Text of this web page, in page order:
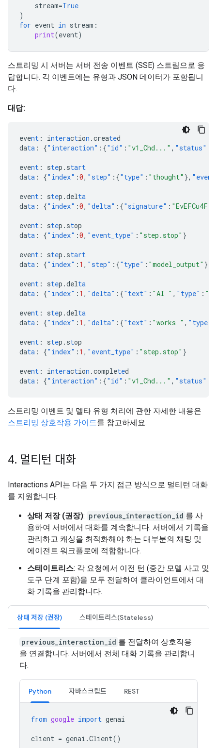
stream=True
)
for event in stream :
print(event)
스트리밍 시 서버는 서버 전송 이벤트 (SSE) 스트림으로 응
답합니다. 각 이벤트에는 유형과 JSON 데이터가 포함됩니
다.
대답:
event : interaction .created
data : {"interaction" :{"id" : "v1_Chd..." , "status" :
event : step.start
data : {"index" :0, "step" :{"type" : "thought" },
event : step.delta
data : {"index" :0, "delta" :{"signature" :
event : step.stop
data : {"index" :0, "event_type" : "step.stop" }
event : step.start
data : {"index" : 1 , "step" :{"type" : "model_output" },
event : step.delta
data : {"index" : 1 , "delta" :{"text" : "AI " , "type" :
event : step.delta
data : {"index" : 1 , "delta" :{"text" : "works " , "type"
event : step.stop
data : {"index" : 1 , "event_type" : "step.stop" }
event : interaction .completed
data : {"interaction" :{"id" : "v1_Chd..." , "status" :
스트리밍 이벤트 및 델타 유형 처리에 관한 자세한 내용은
스트리밍 상호작용 가이드를 참고하세요.
4. 멀티턴 대화
Interactions API는 다음 두 가지 접근 방식으로 멀티턴 대화
를 지원합니다.
상태 저장 (권장): previous_interaction_id 를 사
용하여 서버에서 대화를 계속합니다. 서버에서 기록을
관리하고 캐싱을 최적화해야 하는 대부분의 채팅 및
에이전트 워크플로에 적합합니다.
스테이트리스: 각 요청에서 이전 턴 (중간 모델 사고 및
도구 단계 포함)을 모두 전달하여 클라이언트에서 대
화 기록을 관리합니다.
상태 저장 (권장) 스테이트리스(Stateless)
previous_interaction_id 를 전달하여 상호작용
을 연결합니다. 서버에서 전체 대화 기록을 관리합니
다.
Python 자바스크립트 REST
from google import genai
client = genai .Client()